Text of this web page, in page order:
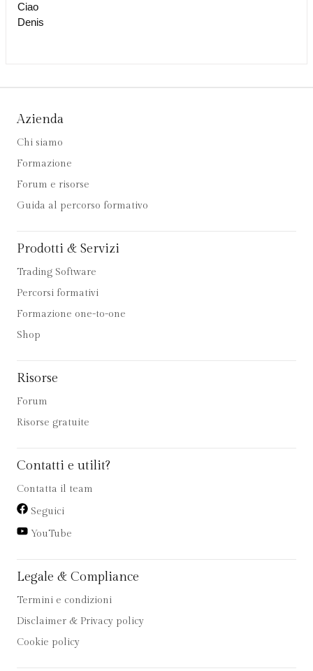
Ciao
Denis
Azienda
Chi siamo
Formazione
Forum e risorse
Guida al percorso formativo
Prodotti & Servizi
Trading Software
Percorsi formativi
Formazione one-to-one
Shop
Risorse
Forum
Risorse gratuite
Contatti e utilit?
Contatta il team
Seguici
YouTube
Legale & Compliance
Termini e condizioni
Disclaimer & Privacy policy
Cookie policy